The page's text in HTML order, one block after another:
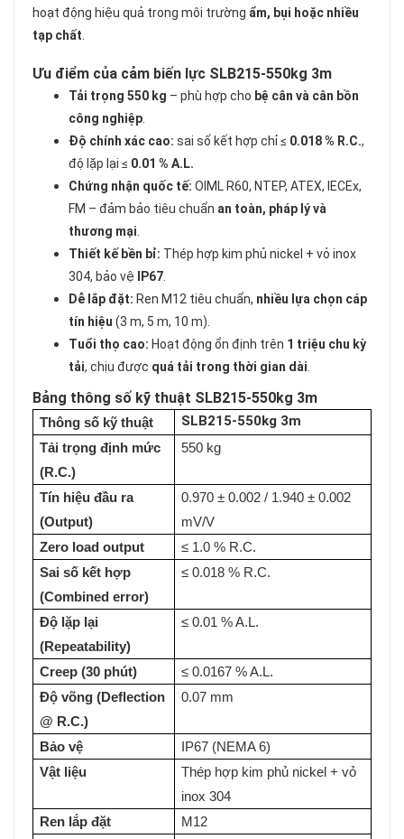
hoạt động hiệu quả trong môi trường ẩm, bụi hoặc nhiều
tạp chất
Ưu điểm của cảm biến lực SLB215-550kg 3m
Tải trọng 550 kg – phù hợp cho bệ cân và cân bồn
công nghiệp
Độ chính xác cao: sai số kết hợp chỉ ≤ 0.018 % R.C.,
độ lặp lại ≤ 0.01 % A.L.
Chứng nhận quốc tế: OIML R60, NTEP, ATEX, IECEx,
FM – đảm bảo tiêu chuẩn an toàn, pháp lý và
thương mại
Thiết kế bền bỉ: Thép hợp kim phủ nickel + vỏ inox
304, bảo vệ
IP67
Dễ lắp đặt: Ren M12 tiêu chuẩn, nhiều lựa chọn cáp
tín hiệu (3 m, 5 m, 10 m).
Tuổi thọ cao: Hoạt động ổn định trên 1 triệu chu kỳ
tải, chịu được quá tải trong thời gian dài
Bảng thông số kỹ thuật SLB215-550kg 3m
Thông số kỹ thuật SLB215-550kg 3m
Tải trọng định mức
(R.C.)
550 kg
Tín hiệu đầu ra
(Output)
0.970 ± 0.002 / 1.940 ± 0.002
mV/V
Zero load output
≤ 1.0 % R.C.
Sai số kết hợp
(Combined error)
≤ 0.018 % R.C.
Độ lặp lại
(Repeatability)
≤ 0.01 % A.L.
Creep (30 phút)
≤ 0.0167 % A.L.
Độ võng (Deflection
@ R.C.)
0.07 mm
Bảo vệ
IP67 (NEMA 6)
Vật liệu
Thép hợp kim phủ nickel + vỏ
inox 304
Ren lắp đặt
M12